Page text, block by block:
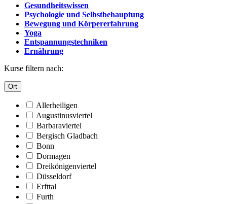
Gesundheitswissen
Psychologie und Selbstbehauptung
Bewegung und Körpererfahrung
Yoga
Entspannungstechniken
Ernährung
Kurse filtern nach:
Ort
Allerheiligen
Augustinusviertel
Barbaraviertel
Bergisch Gladbach
Bonn
Dormagen
Dreikönigenviertel
Düsseldorf
Erfttal
Furth